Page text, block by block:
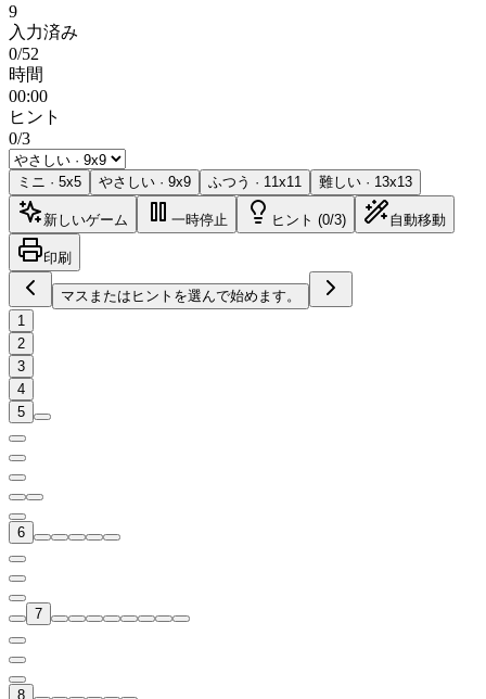
9
入力済み
0/52
時間
00:00
ヒント
0/3
ミニ · 5x5 やさしい · 9x9 ふつう · 11x11 難しい · 13x13
新しいゲーム 一時停止 ヒント (0/3) 自動移動
印刷
マスまたはヒントを選んで始めます。
1
2
3
4
5
6
7
8